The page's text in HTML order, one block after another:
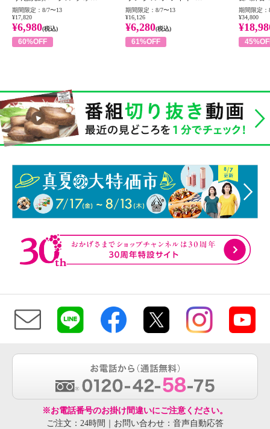
期間限定：8/7〜13
¥17,820
¥6,980(税込)
60%OFF
期間限定：8/7〜13
¥16,126
¥6,280(税込)
61%OFF
期間限定：
¥34,800
※お電話番号のお掛け間違いにご注意ください。
ご注文：24時間｜お問い合わせ：音声自動応答